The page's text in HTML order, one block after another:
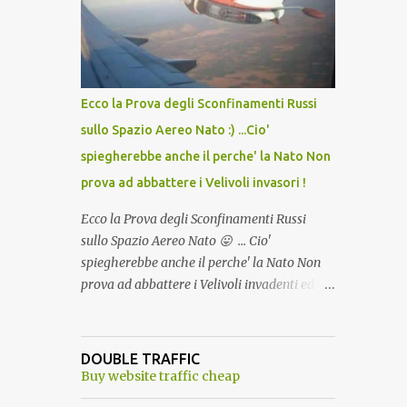
lo scopo della temperatura? Qualcuno a suo
tempo ribattezzo' il Vaccino come: l' Amaro
del Capo, era "spettacolare Ghiacciato, ma
andava bene anche, a Temperatura
Ambiente"! Riproponiamo l'articolo per NON
Ecco la Prova degli Sconfinamenti Russi
sullo Spazio Aereo Nato :) ...Cio'
spiegherebbe anche il perche' la Nato Non
prova ad abbattere i Velivoli invasori !
Ecco la Prova degli Sconfinamenti Russi
sullo Spazio Aereo Nato 😛 ... Cio'
spiegherebbe anche il perche' la Nato Non
prova ad abbattere i Velivoli invadenti ed
alcuna notizia di un'invasione dello spazio
aereo NATO da parte di un robot chiamato
DOUBLE TRAFFIC
Buy website traffic cheap